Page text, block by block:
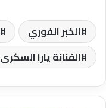
الخبر الفوري
الفنانة يارا السكرى